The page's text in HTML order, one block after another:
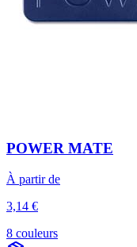
POWER MATE
À partir de
3,14 €
8 couleurs